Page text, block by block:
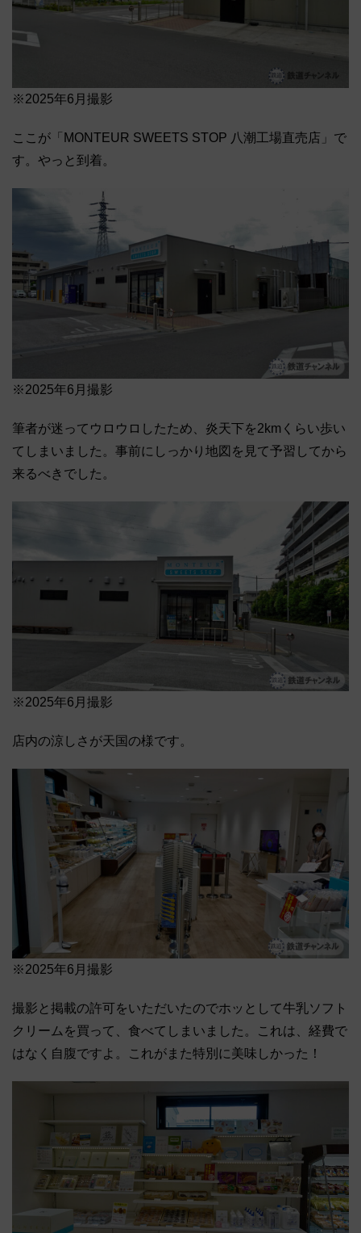
※2025年6月撮影
ここが「MONTEUR SWEETS STOP 八潮工場直売店」で
す。やっと到着。
※2025年6月撮影
筆者が迷ってウロウロしたため、炎天下を2kmくらい歩い
てしまいました。事前にしっかり地図を見て予習してから
来るべきでした。
※2025年6月撮影
店内の涼しさが天国の様です。
※2025年6月撮影
撮影と掲載の許可をいただいたのでホッとして牛乳ソフト
クリームを買って、食べてしまいました。これは、経費で
はなく自腹ですよ。これがまた特別に美味しかった！